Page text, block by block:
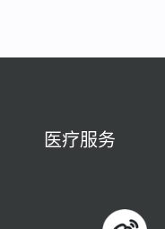
医疗服务